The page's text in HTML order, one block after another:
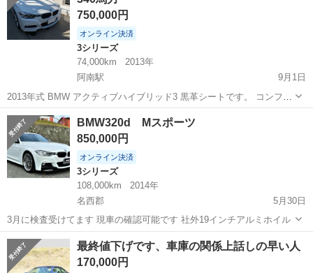
750,000円
オンライン決済
3シリーズ
74,000km
2013年
阿南駅
9月1日
2013年式 BMW アクティブハイブリッド3 黒革シートです。 コンフォ
ートアクセス等のコーディングはしてますが 基本ノーマル使用です。
バッテリー大小2つ今年交換してます。 ブレーキパッド5-6mmはあ...
徳島 阿南市 3シリーズ
BMW320d Mスポーツ
850,000円
オンライン決済
3シリーズ
108,000km
2014年
名西郡
5月30日
3月に検査受けてます 現車の確認可能です 社外19インチアルミホイル
徳島 名西郡 3シリーズ
最終値下げです、車庫の関係上話しの早い人
170,000円